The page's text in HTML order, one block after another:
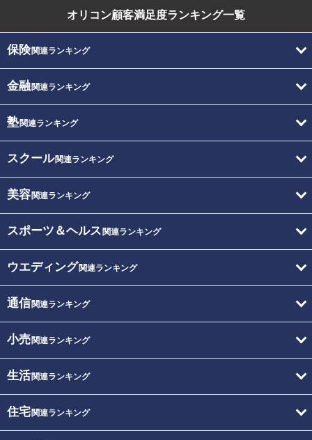
オリコン顧客満足度ランキング一覧
保険関連ランキング
金融関連ランキング
塾関連ランキング
スクール関連ランキング
美容関連ランキング
スポーツ＆ヘルス 関連ランキング
ウエディング関連ランキング
通信関連ランキング
小売関連ランキング
生活関連ランキング
住宅関連ランキング